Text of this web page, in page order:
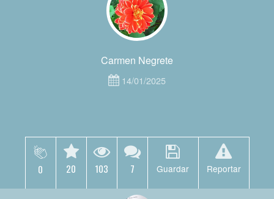
Carmen Negrete
14/01/2025
0 20 103 7 Guardar Reportar